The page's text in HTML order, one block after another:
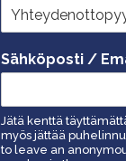
Sähköposti /
Jätä kenttä
myös jättää
to leave an